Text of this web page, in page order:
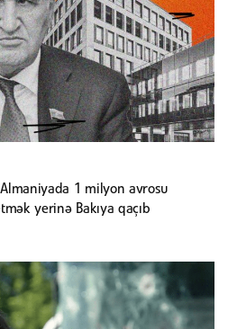
Almaniyada 1 milyon avrosu
yerinə Bakıya qaçıb